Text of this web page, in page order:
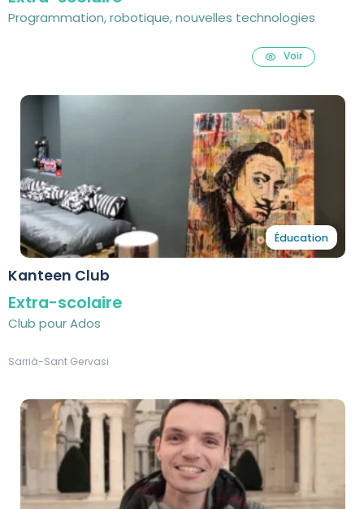
Programmation, robotique, nouvelles technologies
Voir
Éducation
Kanteen Club
Extra-scolaire
Club pour Ados
Sarrià-Sant Gervasi